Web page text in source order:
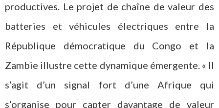
productives. Le projet de chaîne de valeur des
batteries et véhicules électriques entre la
République démocratique du Congo et la
Zambie illustre cette dynamique émergente. « Il
s’agit d’un signal fort d’une Afrique qui
s’organise pour capter davantage de valeur